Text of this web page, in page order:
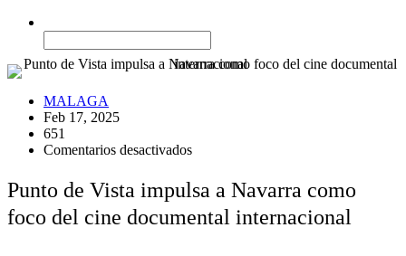
MALAGA
Feb 17, 2025
651
Comentarios desactivadosen
Vista
impulsa
Punto de Vista impulsa a Navarra como
foco del cine documental internacional